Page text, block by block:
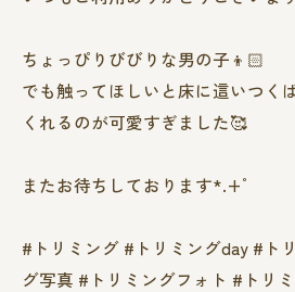
ちょっぴりびびりな男の子👦🏻
でも触ってほしいと床に這いつく
くれるのが可愛すぎました🥰
またお待ちしております*.+ﾟ
#トリミング #トリミングday #ト
グ写真 #トリミングフォト #トリ